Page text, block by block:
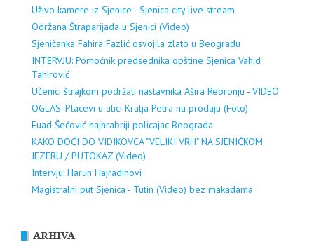
Uživo kamere iz Sjenice - Sjenica city live stream
Održana Štraparijada u Sjenici (Video)
Sjeničanka Fahira Fazlić osvojila zlato u Beogradu
INTERVJU: Pomoćnik predsednika opštine Sjenica Vahid
Tahirović
Učenici štrajkom podržali nastavnika Ašira Rebronju - VIDEO
OGLAS: Placevi u ulici Kralja Petra na prodaju (Foto)
Fuad Šećović najhrabriji policajac Beograda
KAKO DOĆI DO VIDIKOVCA "VELIKI VRH" NA SJENIČKOM
JEZERU / PUTOKAZ (Video)
Intervju: Harun Hajradinovi
Magistralni put Sjenica - Tutin (Video) bez makadama
ARHIVA